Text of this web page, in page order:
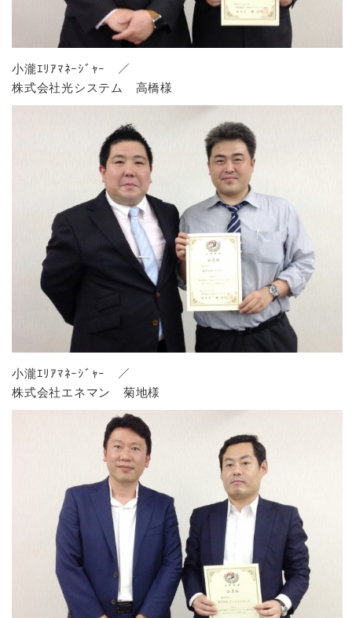
小瀧ｴﾘｱﾏﾈｰｼﾞｬｰ ／
株式会社光システム 高橋様
小瀧ｴﾘｱﾏﾈｰｼﾞｬｰ ／
株式会社エネマン 菊地様